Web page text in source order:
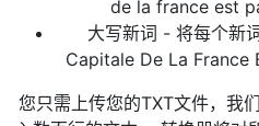
de la france est
大写新词 - 将每个新
Capitale De La France
您只需上传您的TXT文件，我